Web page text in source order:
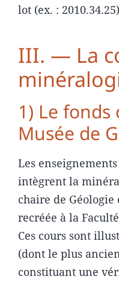
lot (ex. :
III. — La
1) Le
Musée de
Les
intègrent la
chaire de
recréée à la
Ces cours sont
(dont le plus
constituant une